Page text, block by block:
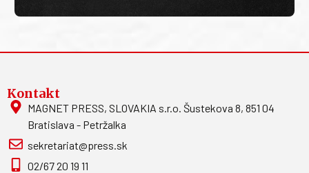
Kontakt
MAGNET PRESS, SLOVAKIA s.r.o. Šustekova 8, 851 04
Bratislava - Petržalka
sekretariat@press.sk
02/67 20 19 11